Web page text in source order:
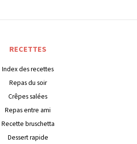
RECETTES
Index des recettes
Repas du soir
Crêpes salées
Repas entre ami
Recette bruschetta
Dessert rapide